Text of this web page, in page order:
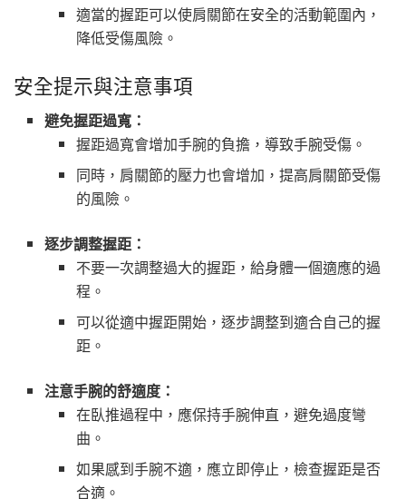
適當的握距可以使肩關節在安全的活動範圍內，
降低受傷風險。
安全提示與注意事項
避免握距過寬：
握距過寬會增加手腕的負擔，導致手腕受傷。
同時，肩關節的壓力也會增加，提高肩關節受傷
的風險。
逐步調整握距：
不要一次調整過大的握距，給身體一個適應的過
程。
可以從適中握距開始，逐步調整到適合自己的握
距。
注意手腕的舒適度：
在臥推過程中，應保持手腕伸直，避免過度彎
曲。
如果感到手腕不適，應立即停止，檢查握距是否
合適。